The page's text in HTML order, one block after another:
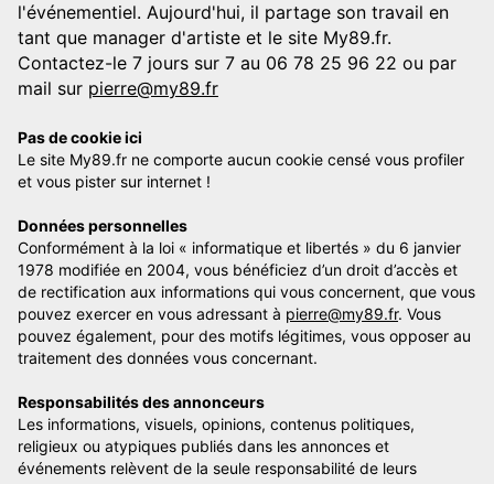
l'événementiel. Aujourd'hui, il partage son travail en
tant que manager d'artiste et le site My89.fr.
Contactez-le 7 jours sur 7 au 06 78 25 96 22 ou par
mail sur pierre@my89.fr
Pas de cookie ici
Le site My89.fr ne comporte aucun cookie censé vous profiler
et vous pister sur internet !
Données personnelles
Conformément à la loi « informatique et libertés » du 6 janvier
1978 modifiée en 2004, vous bénéficiez d’un droit d’accès et
de rectification aux informations qui vous concernent, que vous
pouvez exercer en vous adressant à pierre@my89.fr. Vous
pouvez également, pour des motifs légitimes, vous opposer au
traitement des données vous concernant.
Responsabilités des annonceurs
Les informations, visuels, opinions, contenus politiques,
religieux ou atypiques publiés dans les annonces et
événements relèvent de la seule responsabilité de leurs